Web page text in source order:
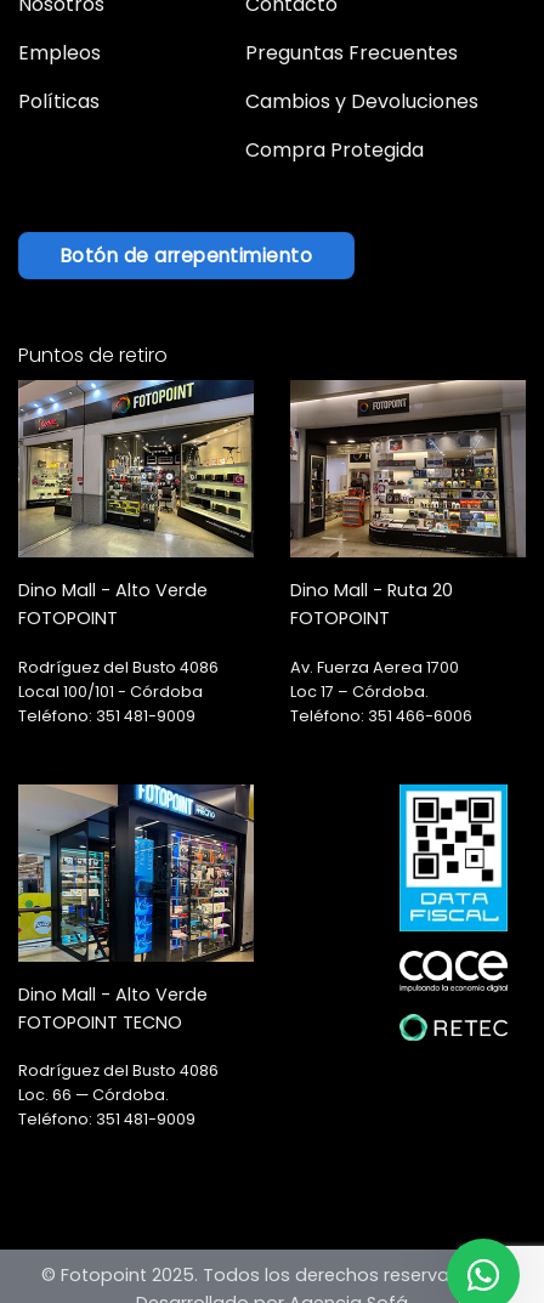
Empleos
Políticas
Preguntas Frecuentes
Cambios y Devoluciones
Compra Protegida
Botón de arrepentimiento
Puntos de retiro
Dino Mall - Alto Verde
FOTOPOINT
Rodríguez del Busto 4086
Local 100/101 - Córdoba
Teléfono: 351 481-9009
Dino Mall - Ruta 20
FOTOPOINT
Av. Fuerza Aerea 1700
Loc 17 – Córdoba.
Teléfono: 351 466-6006
Dino Mall - Alto Verde
FOTOPOINT TECNO
Rodríguez del Busto 4086
Loc. 66 — Córdoba.
Teléfono: 351 481-9009
© Fotopoint 2025. Todos los derechos reservados —